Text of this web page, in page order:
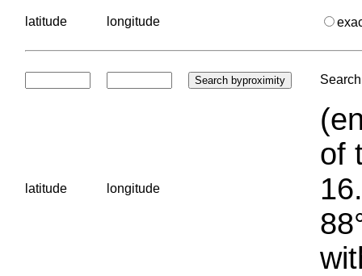
latitude longitude
latitude longitude
of